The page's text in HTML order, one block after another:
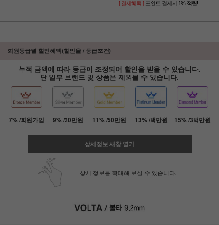
[ 결제혜택 ] 포인트 결제시 1% 적립!
회원등급별 할인혜택(할인율 / 등급조건)
누적 금액에 따라 등급이 조정되어 할인을 받을 수 있습니다.
단 일부 브랜드 및 상품은 제외될 수 있습니다.
7% /회원가입 9% /20만원 11% /50만원 13% /백만원 15% /3백만원
상세정보 새창 열기
상세 정보를 확대해 보실 수 있습니다.